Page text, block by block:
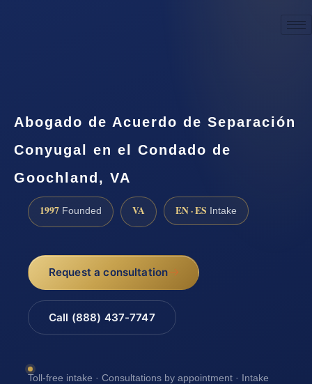
Abogado de Acuerdo de Separación
Conyugal en el Condado de
Goochland, VA
1997 Founded VA EN · ES Intake
Request a consultation
Call (888) 437-7747
Toll-free intake · Consultations by appointment · Intake